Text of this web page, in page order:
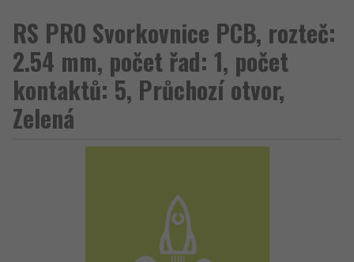
RS PRO Svorkovnice PCB, rozteč:
2.54 mm, počet řad: 1, počet
kontaktů: 5, Průchozí otvor,
Zelená